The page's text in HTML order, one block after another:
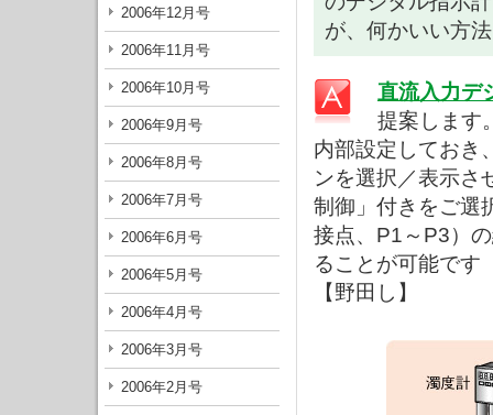
2006年12月号
2006年11月号
2006年10月号
2006年9月号
2006年8月号
2006年7月号
2006年6月号
2006年5月号
2006年4月号
2006年3月号
2006年2月号
が、何かいい方
直流入力デ
提案します
内部設定しておき
ンを選択／表示さ
制御」付きをご選
接点、P1～P3）
ることが可能です
【野田し】